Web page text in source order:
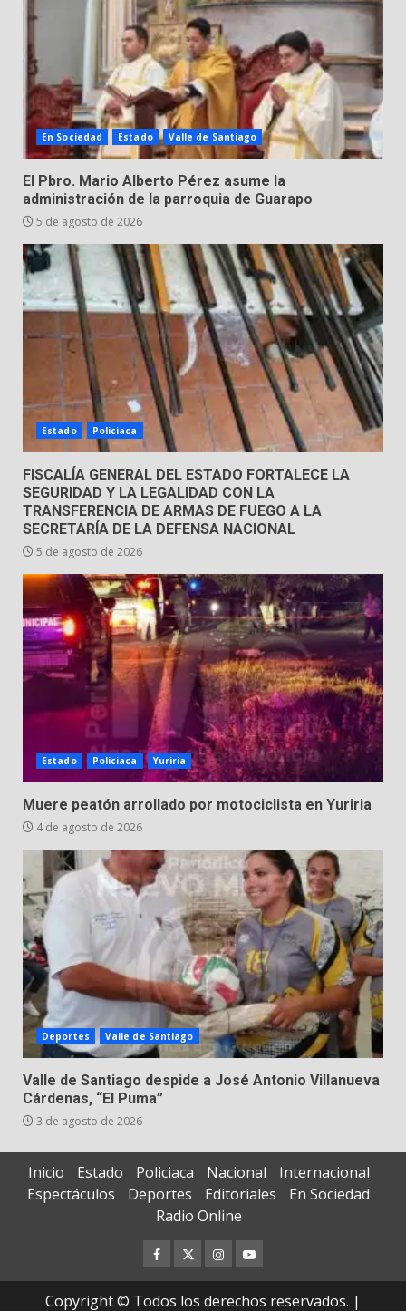
4
Valle de Santiago despide a
José Antonio Villanueva
Cárdenas, “El Puma”
3 de agosto de 2026
5
Hombre pierde la vida en
tabiquera
6
Emboscada a policías en Yuriria
31 de julio de 2026
Envía Gobierno de la Gente más
de 77 mil
30 de julio de 2026
En Sociedad Estado Valle de Santiago
El Pbro. Mario Alberto Pérez asume la
administración de la parroquia de Guarapo
5 de agosto de 2026
Estado Policiaca
FISCALÍA GENERAL DEL ESTADO FORTALECE LA
SEGURIDAD Y LA LEGALIDAD CON LA
TRANSFERENCIA DE ARMAS DE FUEGO A LA
SECRETARÍA DE LA DEFENSA NACIONAL
5 de agosto de 2026
Estado Policiaca Yuriria
Muere peatón arrollado por motociclista en Yuriria
4 de agosto de 2026
Deportes Valle de Santiago
Valle de Santiago despide a José Antonio Villanueva
Cárdenas, “El Puma”
3 de agosto de 2026
Inicio Estado Policiaca Nacional
Internacional
Espectáculos
Deportes Editoriales
En Sociedad
Radio Online
Facebook
TwitterInstagram
Youtube
Copyright © Todos los derechos reservados. |